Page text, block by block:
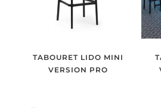
TABOURET LIDO MINI
VERSION PRO